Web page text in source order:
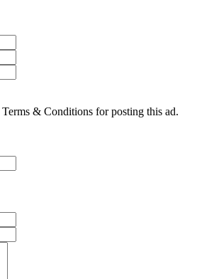
& Conditions for posting this ad.